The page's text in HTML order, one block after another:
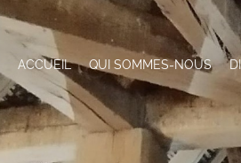
ACCUEIL QUI SOMMES-NOUS